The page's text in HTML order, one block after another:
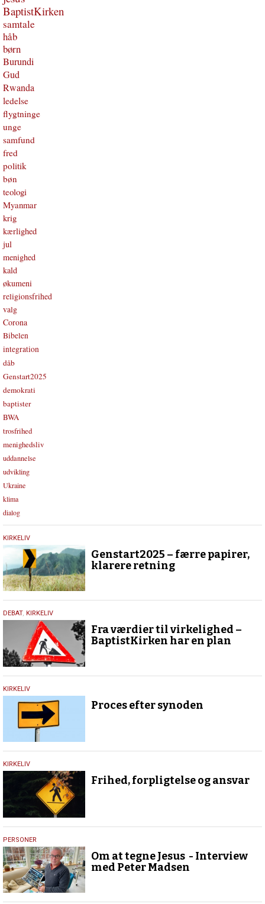
BaptistKirken
samtale
håb
børn
Burundi
Gud
Rwanda
ledelse
flygtninge
unge
samfund
fred
politik
bøn
teologi
Myanmar
krig
kærlighed
jul
menighed
kald
økumeni
religionsfrihed
valg
Corona
Bibelen
integration
dåb
Genstart2025
demokrati
baptister
BWA
trosfrihed
menighedsliv
uddannelse
udvikling
Ukraine
klima
dialog
29.
december
2025
KIRKELIV
Genstart2025 – færre papirer,
klarere retning
18.
oktober
DEBAT, KIRKELIV
Fra værdier til virkelighed –
BaptistKirken har en plan
15.
oktober
2025
KIRKELIV
Proces efter synoden
20.
februar
KIRKELIV
Frihed, forpligtelse og ansvar
30.
april
2024
PERSONER
Om at tegne Jesus - Interview
med Peter Madsen